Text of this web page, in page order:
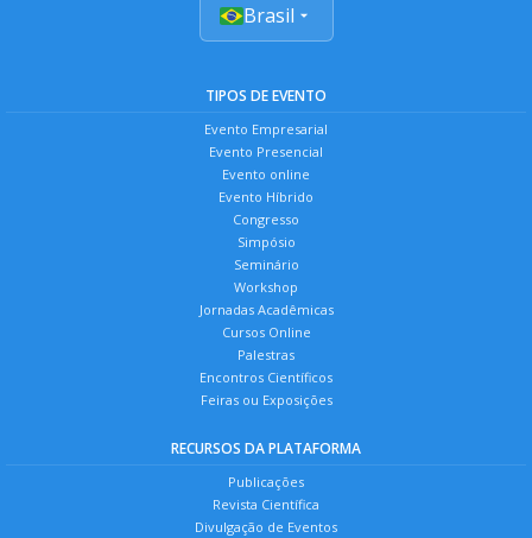
Brasil
TIPOS DE EVENTO
Evento Empresarial
Evento Presencial
Evento online
Evento Híbrido
Congresso
Simpósio
Seminário
Workshop
Jornadas Acadêmicas
Cursos Online
Palestras
Encontros Científicos
Feiras ou Exposições
RECURSOS DA PLATAFORMA
Publicações
Revista Científica
Divulgação de Eventos